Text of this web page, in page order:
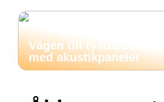
Vägen till tystnad i
med akustikpaneler